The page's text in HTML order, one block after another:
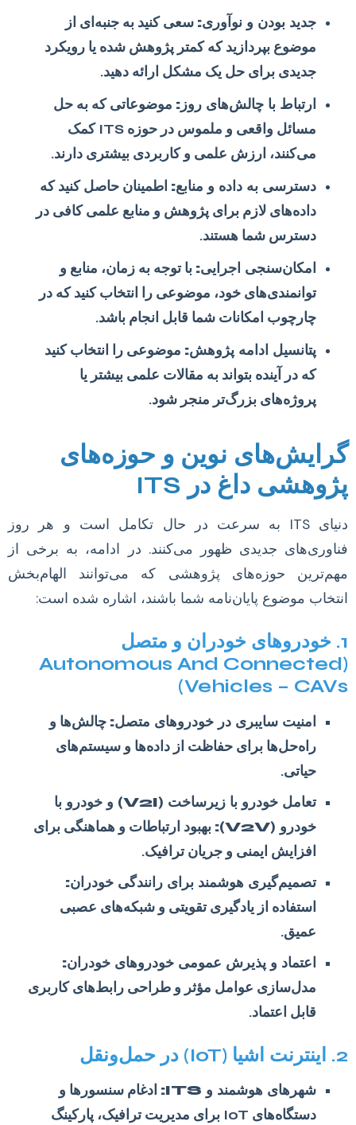
جدید بودن و نوآوری: سعی کنید به جنبه‌ای از
موضوع بپردازید که کمتر پژوهش شده یا رویکرد
جدیدی برای حل یک مشکل ارائه دهید.
ارتباط با چالش‌های روز: موضوعاتی که به حل
مسائل واقعی و ملموس در حوزه ITS کمک
می‌کنند، ارزش علمی و کاربردی بیشتری دارند.
دسترسی به داده و منابع: اطمینان حاصل کنید که
داده‌های لازم برای پژوهش و منابع علمی کافی در
دسترس شما هستند.
امکان‌سنجی اجرایی: با توجه به زمان، منابع و
توانمندی‌های خود، موضوعی را انتخاب کنید که در
چارچوب امکانات شما قابل انجام باشد.
پتانسیل ادامه پژوهش: موضوعی را انتخاب کنید
که در آینده بتواند به مقالات علمی بیشتر یا
پروژه‌های بزرگ‌تر منجر شود.
گرایش‌های نوین و حوزه‌های
پژوهشی داغ در ITS
دنیای ITS به سرعت در حال تکامل است و هر روز
فناوری‌های جدیدی ظهور می‌کنند. در ادامه، به برخی از
مهم‌ترین حوزه‌های پژوهشی که می‌توانند الهام‌بخش
انتخاب موضوع پایان‌نامه شما باشند، اشاره شده است:
1. خودروهای خودران و متصل
(Autonomous And Connected
Vehicles – CAVs)
امنیت سایبری در خودروهای متصل: چالش‌ها و
راه‌حل‌ها برای حفاظت از داده‌ها و سیستم‌های
حیاتی.
تعامل خودرو با زیرساخت (V2I) و خودرو با
خودرو (V2V):
بهبود ارتباطات و هماهنگی برای
افزایش ایمنی و جریان ترافیک.
تصمیم‌گیری هوشمند برای رانندگی خودران:
استفاده از یادگیری تقویتی و شبکه‌های عصبی
عمیق.
اعتماد و پذیرش عمومی خودروهای خودران:
مدل‌سازی عوامل مؤثر و طراحی رابط‌های کاربری
قابل اعتماد.
2. اینترنت اشیا (IoT) در حمل‌ونقل
شهرهای هوشمند و ITS:
ادغام سنسورها و
دستگاه‌های IoT برای مدیریت ترافیک، پارکینگ